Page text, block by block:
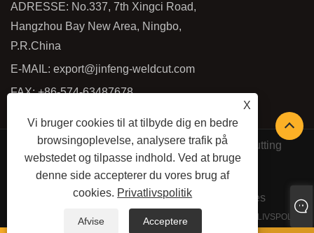
X
Vi bruger cookies til at tilbyde dig en bedre
browsingoplevelse, analysere trafik på
webstedet og tilpasse indhold. Ved at bruge
denne side accepterer du vores brug af
cookies. Privatlivspolitik
Afvise Acceptere
ADRESSE: No.337, 7th Xingci Road,
Hangzhou Bay New Area, Ningbo,
P.R.China
E-MAIL: export@jinfeng-weldcut.com
FAX: +86-574-63487678
Copyright © 2022 Ningbo JinFeng Welding and Cutting
Machinery Manufacture Co., Ltd -
Skæremaskiner, profilrobotskærelinje, CNC-
plasmaskæremaskiner - Alle rettigheder forbeholdes
LINKS SITEMAP RSS PRIVATLIVSPOLITIK